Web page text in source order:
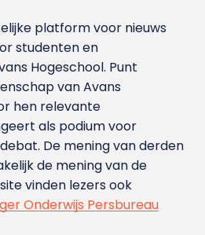
platform voor nieuws
studenten en
Hoge­school. Punt
van Avans
hen relevante
als podium voor
De mening van derden
de mening van de
vinden lezers ook
Onderwijs Persbureau